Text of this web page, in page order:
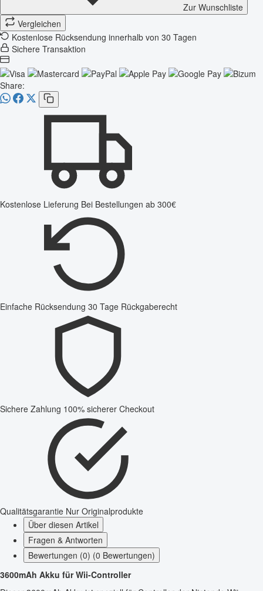
Zur Wunschliste
Vergleichen
Kostenlose Rücksendung innerhalb von 30 Tagen
Sichere Transaktion
Share:
Kostenlose Lieferung Bei Bestellungen ab 300€
Einfache Rücksendung 30 Tage Rückgaberecht
Sichere Zahlung 100% sicherer Checkout
Qualitätsgarantie Nur Originalprodukte
Über diesen Artikel
Fragen & Antworten
Bewertungen (0) (0 Bewertungen)
3600mAh Akku für Wii-Controller